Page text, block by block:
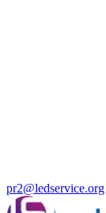
pr2@ledservice.org